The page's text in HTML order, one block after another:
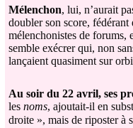
Mélenchon, lui, n’aurait
doubler son score,
mélenchonistes de forums,
semble exécrer qui, non
lançaient quasiment sur
Au soir du 22 avril, ses
les noms, ajoutait-il en
droite », mais de riposter à